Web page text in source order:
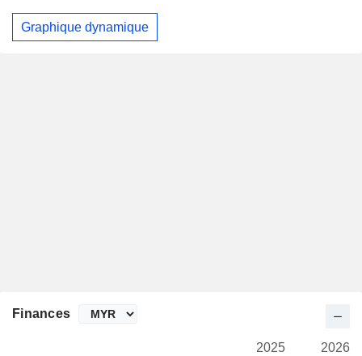
Graphique dynamique
Finances
2025
2026